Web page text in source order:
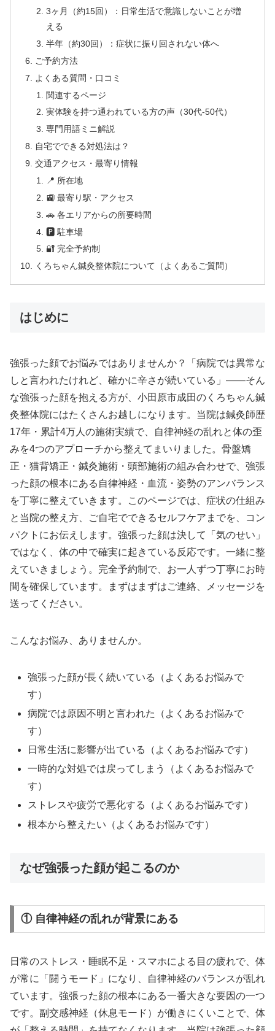
3ヶ月（約15回）：日常生活で意識しないことが増
える
半年（約30回）：症状に振り回されない体へ
ご予約方法
よくある質問・口コミ
関連するページ
実体験を持つ通われている方の声（30代-50代）
専門用語ミニ解説
自宅でできる対処法は？
交通アクセス・最寄り情報
📍 所在地
🚉 最寄り駅・アクセス
🚗 各エリアからの所要時間
🅿 駐車場
🔐 完全予約制
くろちゃん鍼灸整体院について（よくあるご質問）
はじめに
強張った顔でお悩みではありませんか？「病院では異常な
しと言われたけれど、確かに辛さが続いている」——そん
な強張った顔を抱える方が、小田原市成田のくろちゃん鍼
灸整体院にはたくさんお越しになります。当院は鍼灸師歴
17年・累計4万人の施術実績で、自律神経の乱れと体の歪
みを4つのアプローチから整えてまいりました。骨盤矯
正・猫背矯正・鍼灸施術・頭部施術の組み合わせで、強張
った顔の根本にある自律神経・血流・姿勢のアンバランス
を丁寧に整えていきます。このページでは、症状の仕組み
と当院の整え方、ご自宅でできるセルフケアまでを、コン
パクトにお伝えします。強張った顔は決して「気のせい」
ではなく、体の中で確実に起きている反応です。一緒に整
えていきましょう。完全予約制で、お一人ずつ丁寧にお時
間を確保しています。まずはまずはご連絡、メッセージを
送ってください。
こんなお悩み、ありませんか。
強張った顔が長く続いている（よくあるお悩みで
す）
病院では原因不明と言われた（よくあるお悩みで
す）
日常生活に影響が出ている（よくあるお悩みです）
一時的な対処では戻ってしまう（よくあるお悩みで
す）
ストレスや疲労で悪化する（よくあるお悩みです）
根本から整えたい（よくあるお悩みです）
なぜ強張った顔が起こるのか
① 自律神経の乱れが背景にある
日常のストレス・睡眠不足・スマホによる目の疲れで、体
が常に「闘うモード」になり、自律神経のバランスが乱れ
ています。強張った顔の根本にある一番大きな要因の一つ
です。副交感神経（休息モード）が働きにくいことで、体